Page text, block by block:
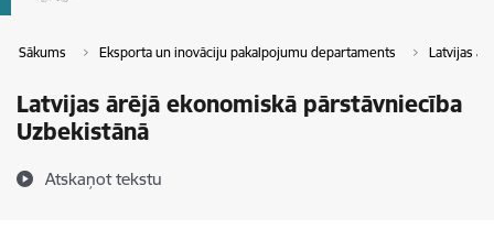
Sākums Eksporta un inovāciju pakalpojumu departaments Latvijas
Latvijas ārējā ekonomiskā pārstāvniecība
Uzbekistānā
Atskaņot tekstu